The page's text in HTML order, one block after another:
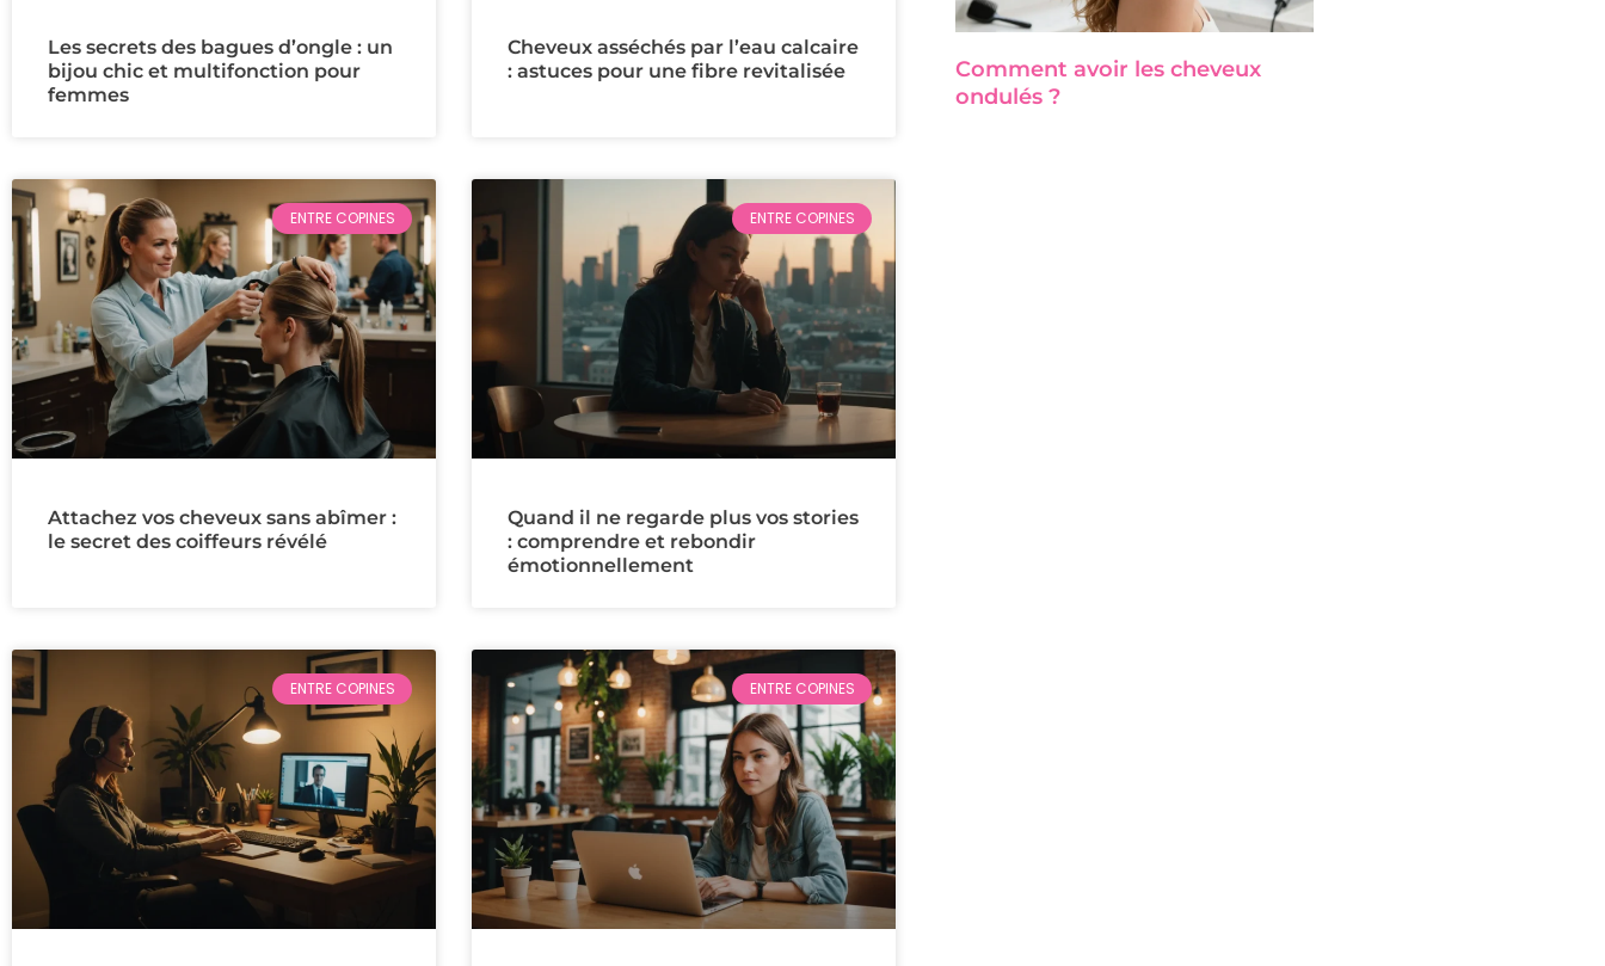
Les secrets des bagues d’ongle : un
bijou chic et multifonction pour
femmes
Cheveux asséchés par l’eau calcaire
: astuces pour une fibre revitalisée
ENTRE COPINES
Attachez vos cheveux sans abîmer :
le secret des coiffeurs révélé
ENTRE COPINES
Quand il ne regarde plus vos stories
: comprendre et rebondir
émotionnellement
ENTRE COPINES ENTRE COPINES
Comment avoir les cheveux
ondulés ?